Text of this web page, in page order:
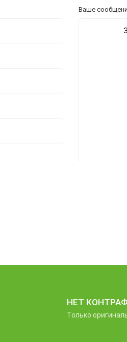
Ваше
НЕТ
Только